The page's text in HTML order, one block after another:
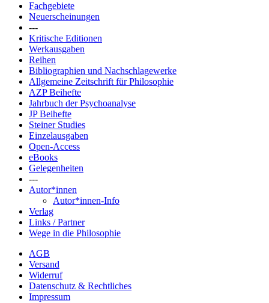
Fachgebiete
Neuerscheinungen
---
Kritische Editionen
Werkausgaben
Reihen
Bibliographien und Nachschlagewerke
Allgemeine Zeitschrift für Philosophie
AZP Beihefte
Jahrbuch der Psychoanalyse
JP Beihefte
Steiner Studies
Einzelausgaben
Open-Access
eBooks
Gelegenheiten
---
Autor*innen
Autor*innen-Info
Verlag
Links / Partner
Wege in die Philosophie
AGB
Versand
Widerruf
Datenschutz & Rechtliches
Impressum